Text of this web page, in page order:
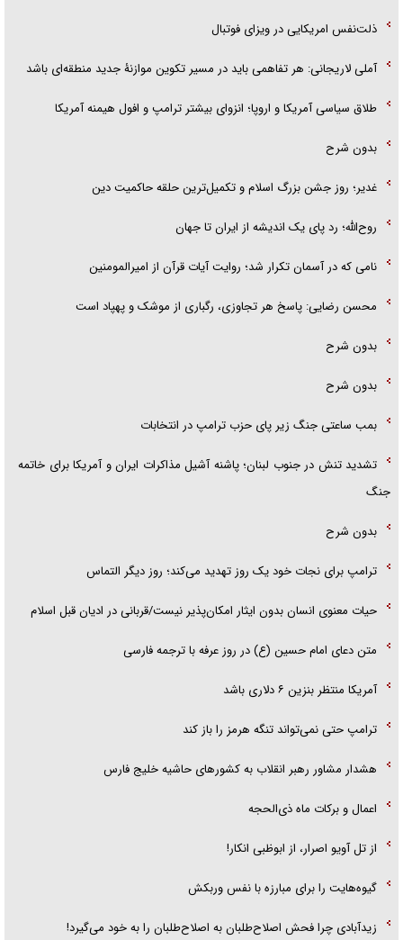
ذلت‌نفس امریکایی در ویزای فوتبال
آملی لاریجانی: هر تفاهمی باید در مسیر تکوین موازنۀ جدید منطقه‌ای باشد
طلاق سیاسی آمریکا و اروپا؛ انزوای بیشتر ترامپ و افول هیمنه آمریکا
بدون شرح
غدیر؛ روز جشن بزرگ اسلام و تکمیل‌ترین حلقه حاکمیت دین
روح‌الله؛ رد پای یک اندیشه از ایران تا جهان
نامی که در آسمان تکرار شد؛ روایت آیات قرآن از امیرالمومنین
محسن رضایی: پاسخ هر تجاوزی، رگباری از موشک و پهپاد است
بدون شرح
بدون شرح
بمب ساعتی جنگ زیر پای حزب ترام‍پ در انتخابات
تشدید تنش در جنوب لبنان؛ پاشنه آشیل مذاکرات ایران و آمریکا برای خاتمه
جنگ
بدون شرح
ترامپ برای نجات خود یک روز تهدید می‌کند؛ روز دیگر التماس
حیات معنوی انسان بدون ایثار امکان‌پذیر نیست/قربانی در ادیان قبل اسلام
متن دعای امام حسین (ع) در روز عرفه با ترجمه فارسی
آمریکا منتظر بنزین ۶ دلاری باشد
ترامپ حتی نمی‌تواند تنگه هرمز را باز کند
هشدار مشاور رهبر انقلاب به کشور‌های حاشیه خلیج فارس
اعمال و برکات ماه ذی‌الحجه
از تل آویو اصرار، از ابوظبی انکار!
گیوه‌هایت را برای مبارزه با نفس وربکش
زیدآبادی چرا فحش اصلاح‌طلبان به اصلاح‌طلبان را به خود می‌گیرد!